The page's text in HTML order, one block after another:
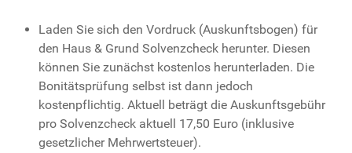
Laden Sie sich den Vordruck (Auskunftsbogen) für
den Haus & Grund Solvenzcheck herunter. Diesen
können Sie zunächst kostenlos herunterladen. Die
Bonitätsprüfung selbst ist dann jedoch
kostenpflichtig. Aktuell beträgt die Auskunftsgebühr
pro Solvenzcheck aktuell 17,50 Euro (inklusive
gesetzlicher Mehrwertsteuer).